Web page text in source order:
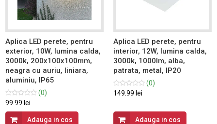
Aplica LED perete, pentru
exterior, 10W, lumina calda,
3000k, 200x100x100mm,
neagra cu auriu, liniara,
aluminiu, IP65
(0)
99.99 lei
Adauga in cos
Aplica LED perete, pentru
interior, 12W, lumina calda,
3000k, 1000lm, alba,
patrata, metal, IP20
(0)
149.99 lei
Adauga in cos